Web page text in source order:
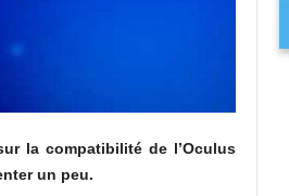
la compatibilité de l’Oculus
un peu.